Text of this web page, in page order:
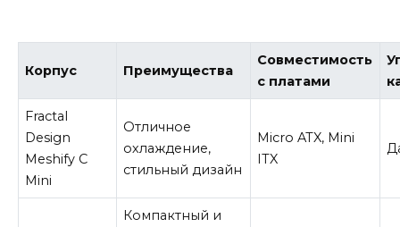
Корпус Преимущества
Совместимость
с платами
Fractal
Design
Meshify C
Mini
Отличное
охлаждение,
стильный дизайн
Micro ATX, Mini
ITX
Компактный и